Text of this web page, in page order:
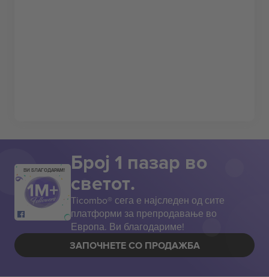
ВИ БЛАГОДАРАМ! Број 1 пазар во
светот.
Ticombo® сега е најследен од сите
платформи за препродавање во
Европа. Ви благодариме!
ЗАПОЧНЕТЕ СО ПРОДАЖБА